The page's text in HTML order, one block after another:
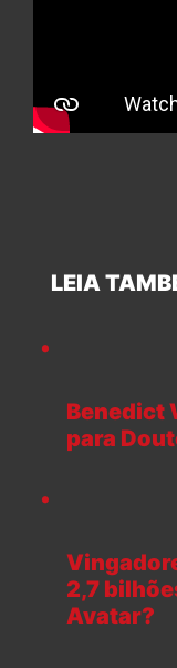
LEIA
Benedict
para
2,7
Avatar?